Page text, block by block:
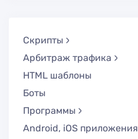
Скрипты
Арбитраж трафика
HTML шаблоны
Боты
Программы
Android, iOS приложения